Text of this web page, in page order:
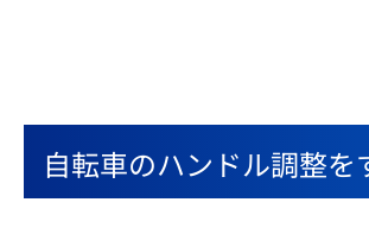
自転車のハンドル調整を